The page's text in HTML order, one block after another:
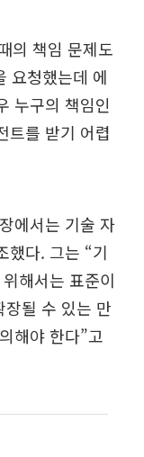
의 책임 문제도
요청했는데 에
누구의 책임인
트를 받기 어렵
에서는 기술 자
했다. 그는 “기
해서는 표준이
장될 수 있는 만
해야 한다”고